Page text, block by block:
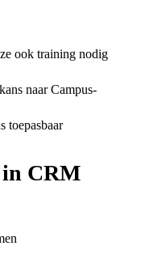
ook training nodig
naar Campus-
toepasbaar
in CRM